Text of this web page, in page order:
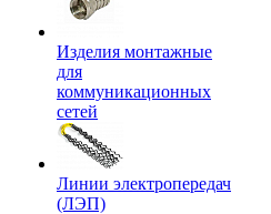
Изделия монтажные
для
коммуникационных
сетей
Линии электропередач
(ЛЭП)